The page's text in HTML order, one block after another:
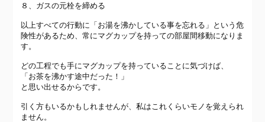
８、ガスの元栓を締める
以上すべての行動に「お湯を沸かしている事を忘れる」という危
険性があるため、常にマグカップを持っての部屋間移動になりま
す。
どの工程でも手にマグカップを持っていることに気づけば、
「お茶を沸かす途中だった！」
と思い出せるからです。
引く方もいるかもしれませんが、私はこれくらいモノを覚えられ
ません。